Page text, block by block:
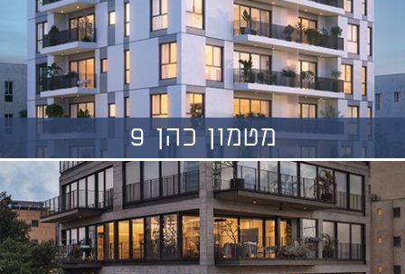
מטמון כהן 9